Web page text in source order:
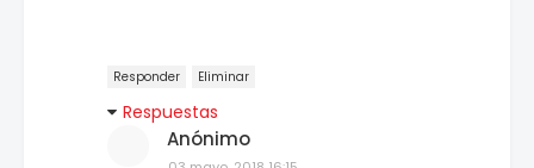
Responder Eliminar
Respuestas
Anónimo